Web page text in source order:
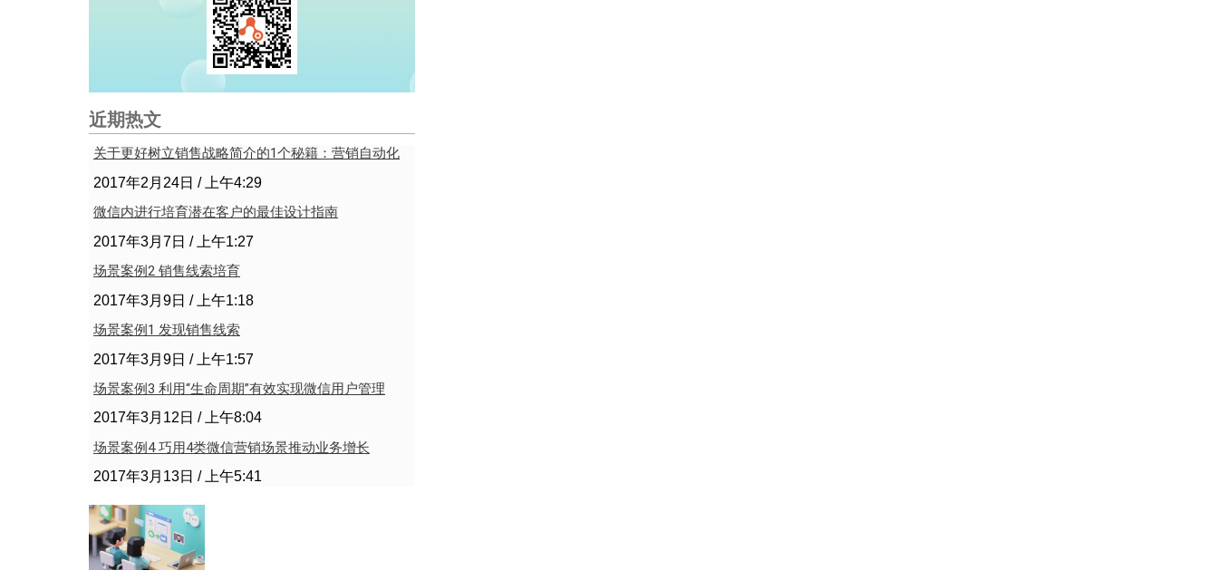
近期热文
关于更好树立销售战略简介的1个秘籍：营销自动化
2017年2月24日 上午4:29
微信内进行培育潜在客户的最佳设计指南
2017年3月7日 上午1:27
场景案例2 销售线索培育
2017年3月9日 上午1:18
场景案例1 发现销售线索
2017年3月9日 上午1:57
场景案例3 利用“生命周期”有效实现微信用户管理
2017年3月12日 上午8:04
场景案例4 巧用4类微信营销场景推动业务增长
2017年3月13日 上午5:41